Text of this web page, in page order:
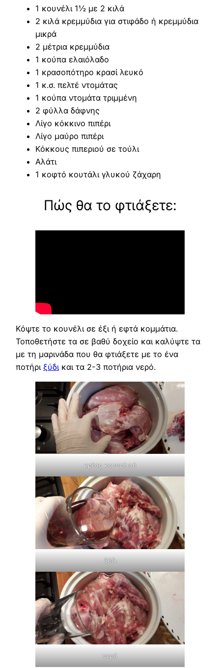
1 κουνέλι 1½ με 2 κιλά
2 κιλά κρεμμύδια για στιφάδο ή κρεμμύδια
μικρά
2 μέτρια κρεμμύδια
1 κούπα ελαιόλαδο
1 κρασοπότηρο κρασί λευκό
1 κ.σ. πελτέ ντομάτας
1 κούπα ντομάτα τριμμένη
2 φύλλα δάφνης
Λίγο κόκκινο πιπέρι
Λίγο μαύρο πιπέρι
Κόκκους πιπεριού σε τούλι
Αλάτι
1 κοφτό κουτάλι γλυκού ζάχαρη
Πώς θα το φτιάξετε:
Κόψτε το κουνέλι σε έξι ή εφτά κομμάτια.
Τοποθετήστε τα σε βαθύ δοχείο και καλύψτε τα
με τη μαρινάδα που θα φτιάξετε με το ένα
ποτήρι ξύδικαι τα 2-3 ποτήρια νερό.
κρέας κουνελιού
ξύδι
νερό